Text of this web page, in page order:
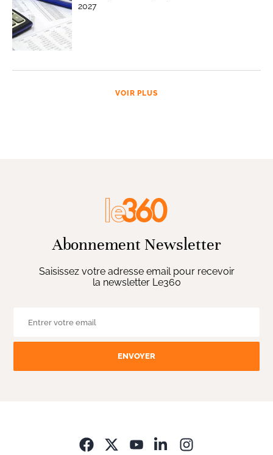
2027
VOIR PLUS
Abonnement Newsletter
Saisissez votre adresse email pour recevoir
la newsletter Le360
ENVOYER